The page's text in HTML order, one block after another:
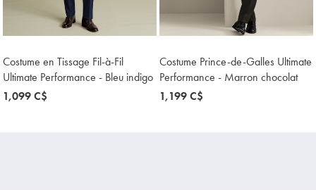
Costume en Tissage Fil-à-Fil
Ultimate Performance - Bleu indigo
now
1,099 C$
Costume Prince-de-Galles Ultimate
Performance - Marron chocolat
now
1,199 C$